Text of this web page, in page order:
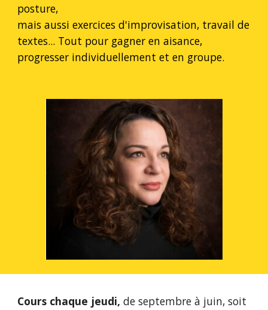
posture,
mais aussi exercices d'improvisation, travail de
textes... Tout pour gagner en aisance,
progresser individuellement et en groupe.
Cours chaque jeudi, de septembre à juin, soit